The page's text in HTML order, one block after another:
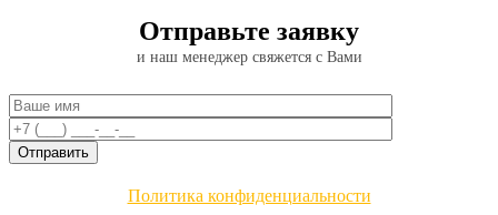
Отправьте заявку
и наш менеджер свяжется с Вами
Политика конфиденциальности